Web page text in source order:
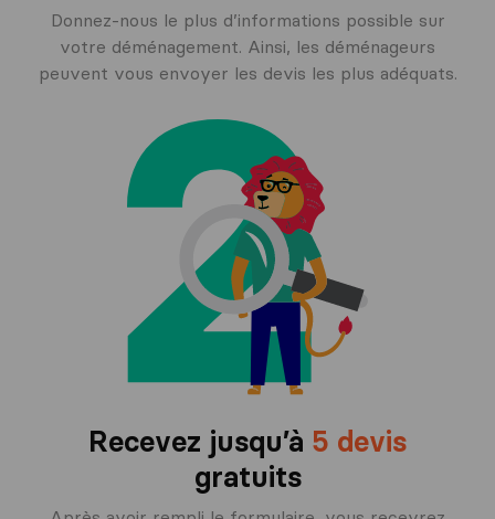
Donnez-nous le plus d’informations possible sur
votre déménagement. Ainsi, les déménageurs
peuvent vous envoyer les devis les plus adéquats.
Recevez jusqu’à 5 devis
gratuits